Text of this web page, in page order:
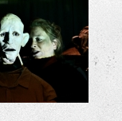
ODYSSEE